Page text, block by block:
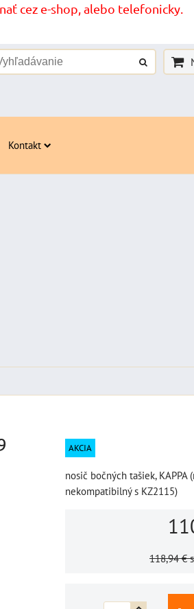
cez e-shop, alebo telefonicky.
Kontakt
AKCIA
nosič bočných tašiek, KAPPA
nekompatibilný s KZ2115)
118,94 €